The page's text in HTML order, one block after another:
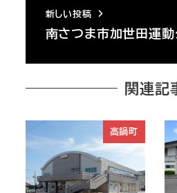
新しい投稿
南さつま市加世田運
関連記
高鍋町